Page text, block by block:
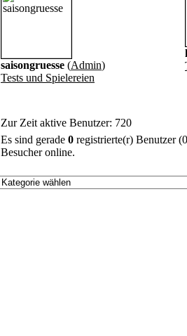
saisongruesse (Admin)
Tests und Spielereien
Zur Zeit aktive Benutzer: 720
Es sind gerade 0 registrierte(r) Benutzer
Besucher online.